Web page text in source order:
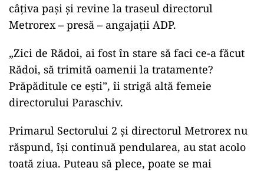
câțiva pași și revine la traseul directorul
Metrorex – presă – angajații ADP.
„Zici de Rădoi, ai fost în stare să faci ce-a făcut
Rădoi, să trimită oamenii la tratamente?
Prăpăditule ce ești”, îi strigă altă femeie
directorului Paraschiv.
Primarul Sectorului 2 și directorul Metrorex nu
răspund, își continuă pendularea, au stat acolo
toată ziua. Puteau să plece, poate se mai